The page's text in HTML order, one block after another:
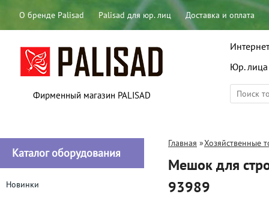
О бренде Palisad Palisad для юр. лиц Доставка и оплата
Фирменный магазин PALISAD
Юр. лица
Каталог оборудования
Новинки
Главная »Хозяйственные
Мешок для
93989